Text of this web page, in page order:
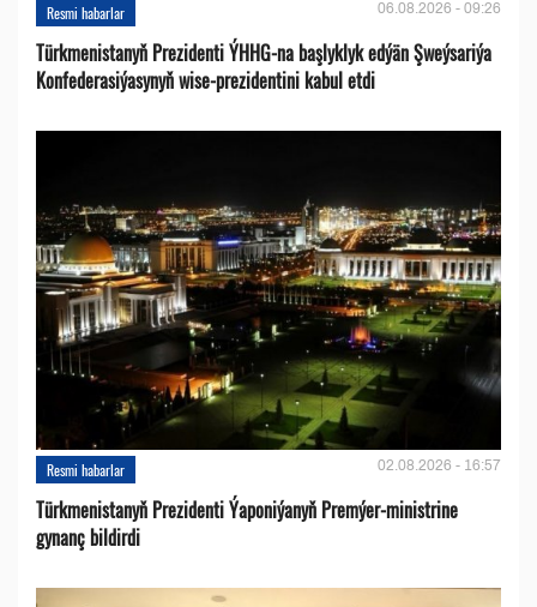
Resmi habarlar 06.08.2026 - 09:26
Türkmenistanyň Prezidenti ÝHHG-na başlyklyk edýän Şweýsariýa
Konfederasiýasynyň wise-prezidentini kabul etdi
Resmi habarlar 02.08.2026 - 16:57
Türkmenistanyň Prezidenti Ýaponiýanyň Premýer-ministrine
gynanç bildirdi